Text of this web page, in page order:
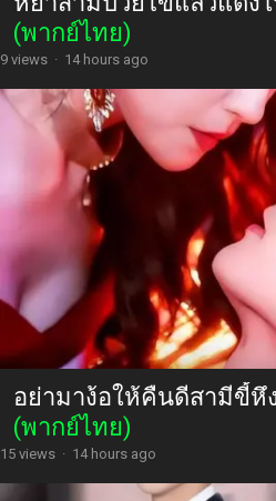
(พากย์ไทย)
9 views · 14 hours ago
อย่ามาง้อให้คืนดีสามีขี้หึ
(พากย์ไทย)
15 views · 14 hours ago